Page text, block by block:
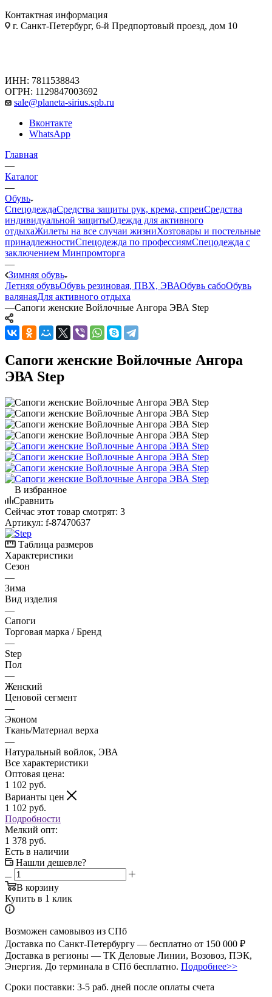
Контактная информация
г. Санкт-Петербург, 6-й Предпортовый проезд, дом 10
ИНН: 7811538843
ОГРН: 1129847003692
sale@planeta-sirius.spb.ru
Вконтакте
WhatsApp
Главная
—
Каталог
—
Обувь
СпецодеждаСредства защиты рук, крема, спреиСредства
индивидуальной защитыОдежда для активного
отдыхаЖилеты на все случаи жизниХозтовары и постельные
принадлежностиСпецодежда по профессиямСпецодежда с
заключением Минпромторга
—
Зимняя обувь
Летняя обувьОбувь резиновая, ПВХ, ЭВАОбувь сабоОбувь
валянаяДля активного отдыха
—Сапоги женские Войлочные Ангора ЭВА Step
Сапоги женские Войлочные Ангора
ЭВА Step
В избранное
Сравнить
Сейчас этот товар смотрят: 3
Артикул: f-87470637
Таблица размеров
Характеристики
Сезон
—
Зима
Вид изделия
—
Сапоги
Торговая марка / Бренд
—
Step
Пол
—
Женский
Ценовой сегмент
—
Эконом
Ткань/Материал верха
—
Натуральный войлок, ЭВА
Все характеристики
Оптовая цена:
1 102 руб.
Варианты цен
1 102 руб.
Подробности
Мелкий опт:
1 378 руб.
Есть в наличии
Нашли дешевле?
В корзину
Купить в 1 клик
Возможен самовывоз из СПб
Доставка по Санкт-Петербургу — бесплатно от 150 000 ₽
Доставка в регионы — ТК Деловые Линии, Возовоз, ПЭК,
Энергия. До терминала в СПб бесплатно. Подробнее>>
Сроки поставки: 3-5 раб. дней после оплаты счета